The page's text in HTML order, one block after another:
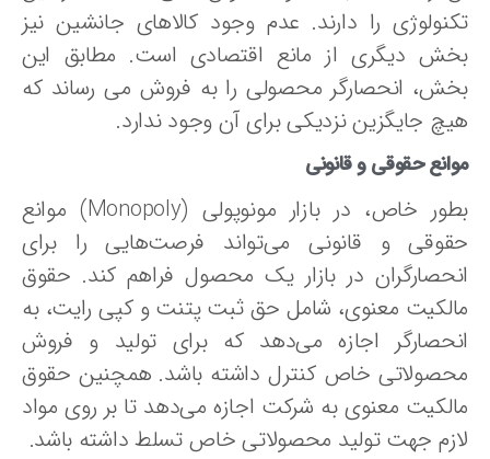
را دارند. عدم وجود کالاهای جانشین نیز
دیگری از مانع اقتصادی است. مطابق این
انحصارگر محصولی را به فروش می‌ رساند که
جایگزین نزدیکی برای آن وجود ندارد.
حقوقی و قانونی
بطور خاص، در بازار مونوپولی (Monopoly) موانع
و قانونی می‌تواند فرصت‌هایی را برای
در بازار یک محصول فراهم کند. حقوق
معنوی، شامل حق ثبت پتنت و کپی رایت، به
اجازه می‌دهد که برای تولید و فروش
خاص کنترل داشته باشد. همچنین حقوق
معنوی به شرکت اجازه می‌دهد تا بر روی مواد
جهت تولید محصولاتی خاص تسلط داشته باشد.